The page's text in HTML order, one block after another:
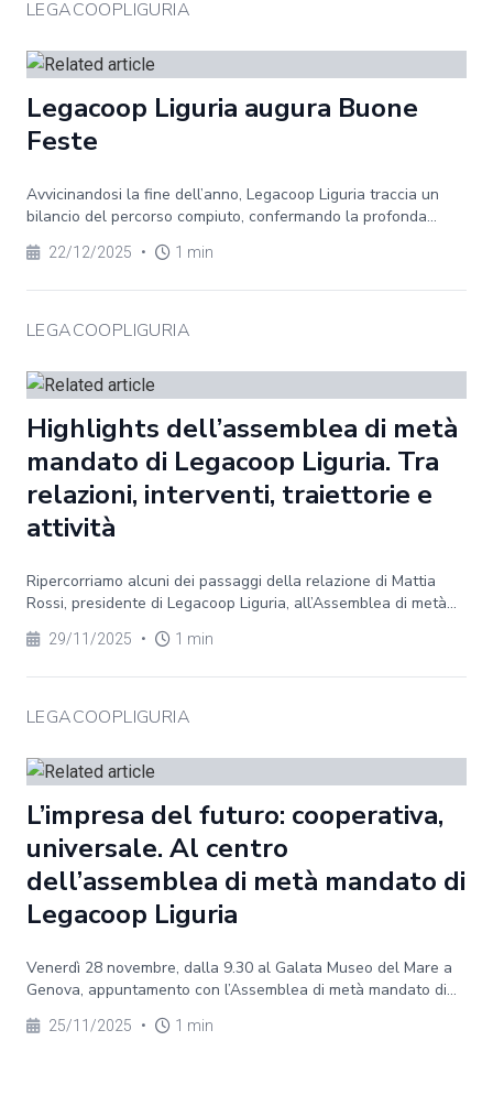
LEGACOOPLIGURIA
Legacoop Liguria augura Buone
Feste
Avvicinandosi la fine dell’anno, Legacoop Liguria traccia un
bilancio del percorso compiuto, confermando la profonda...
22/12/2025 • 1 min
LEGACOOPLIGURIA
Highlights dell’assemblea di metà
mandato di Legacoop Liguria. Tra
relazioni, interventi, traiettorie e
attività
Ripercorriamo alcuni dei passaggi della relazione di Mattia
Rossi, presidente di Legacoop Liguria, all’Assemblea di metà...
29/11/2025 • 1 min
LEGACOOPLIGURIA
L’impresa del futuro: cooperativa,
universale. Al centro
dell’assemblea di metà mandato di
Legacoop Liguria
Venerdì 28 novembre, dalla 9.30 al Galata Museo del Mare a
Genova, appuntamento con l’Assemblea di metà mandato di...
25/11/2025 • 1 min